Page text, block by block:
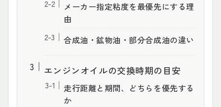
メーカー指定粘度を最優先にする理
由
合成油・鉱物油・部分合成油の違い
エンジンオイルの交換時期の目安
走行距離と期間、どちらを優先する
か